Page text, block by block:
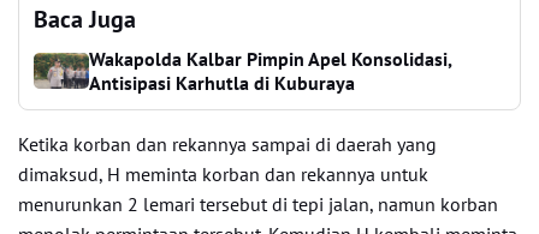
Baca Juga
Wakapolda Kalbar Pimpin Apel Konsolidasi,
Antisipasi Karhutla di Kuburaya
Ketika korban dan rekannya sampai di daerah yang
dimaksud, H meminta korban dan rekannya untuk
menurunkan 2 lemari tersebut di tepi jalan, namun korban